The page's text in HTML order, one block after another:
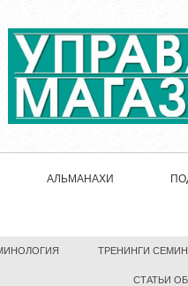
АЛЬМАНАХИ
ТРЕНИНГИ
СТАТЬИ